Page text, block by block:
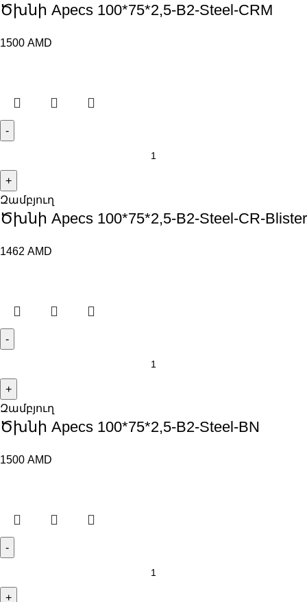
Ծխնի Apecs 100*75*2,5-B2-Steel-CRM
1500 AMD
Զամբյուղ
Ծխնի Apecs 100*75*2,5-B2-Steel-CR-Blister
1462 AMD
Զամբյուղ
Ծխնի Apecs 100*75*2,5-B2-Steel-BN
1500 AMD